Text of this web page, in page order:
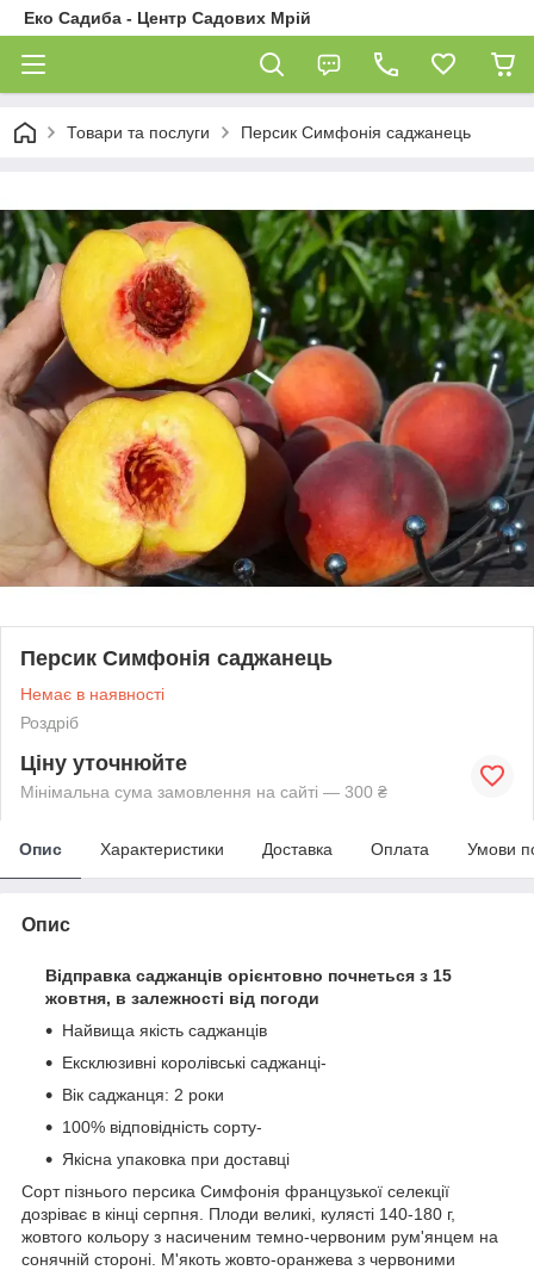
Еко Садиба - Центр Садових Мрій
Товари та послуги Персик Симфонія саджанець
Персик Симфонія саджанець
Немає в наявності
Роздріб
Ціну уточнюйте
Мінімальна сума замовлення на сайті — 300 ₴
Опис Характеристики Доставка Оплата Умови
Опис
Відправка саджанців орієнтовно почнеться з 15
жовтня, в залежності від погоди
Найвища якість саджанців
Ексклюзивні королівські саджанці-
Вік саджанця: 2 роки
100% відповідність сорту-
Якісна упаковка при доставці
Сорт пізнього персика Симфонія французької селекції
дозріває в кінці серпня. Плоди великі, кулясті 140-180 г,
жовтого кольору з насиченим темно-червоним рум'янцем на
сонячній стороні. М'якоть жовто-оранжева з червоними